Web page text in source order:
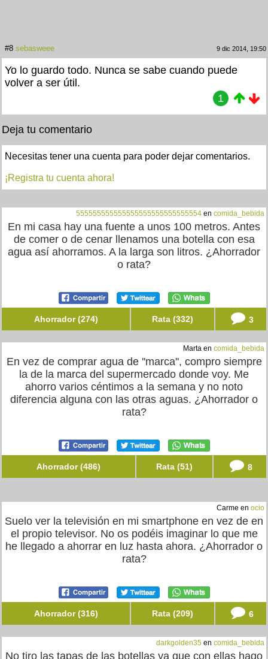
#8 sebasweee 9 dic 2014, 19:50
Yo lo guardo todo. Nunca se sabe cuando puede
volver a ser útil.
1
Deja tu comentario
Necesitas tener una cuenta para poder dejar comentarios.
¡Registra tu cuenta ahora!
555555555555555555555555555554 en comida_bebida
En mi casa hay una fuente a unos 100 metros. Antes
de comer o de cenar llenamos una botella con esa
agua así ahorramos. A la larga son litros. ¿Ahorrador
o rata?
Ahorrador (274) Rata (332) 3
Marta en comida_bebida
En vez de comprar agua de ''marca'', compro siempre
la de la marca del supermercado donde voy. Me
ahorro varios céntimos a la semana y no noto
diferencia alguna con las otras aguas. ¿Ahorrador o
rata?
Ahorrador (486) Rata (51) 8
Carme en ocio
Suelo ver la televisión en mi smartphone en vez de en
el propio televisor. No os podéis imaginar lo que me
he llegado a ahorrar en luz hasta ahora. ¿Ahorrador o
rata?
Ahorrador (316) Rata (209) 6
darkgolden35 en comida_bebida
No tiro las tapas de las botellas ya que con ellas hago